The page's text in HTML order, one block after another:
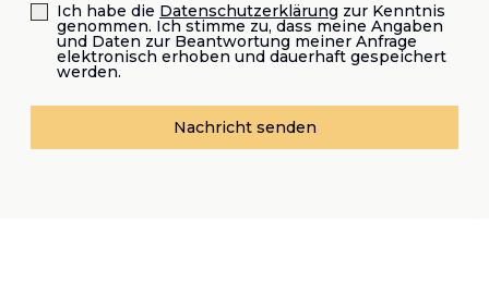
Ich habe die Datenschutzerklärung zur Kenntnis
genommen. Ich stimme zu, dass meine Angaben
und Daten zur Beantwortung meiner Anfrage
elektronisch erhoben und dauerhaft gespeichert
werden.
Nachricht senden